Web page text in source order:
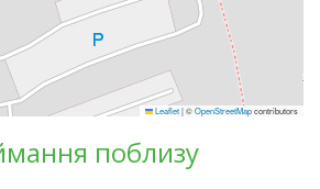
Leaflet|©OpenStreetMapcontributors
поблизу